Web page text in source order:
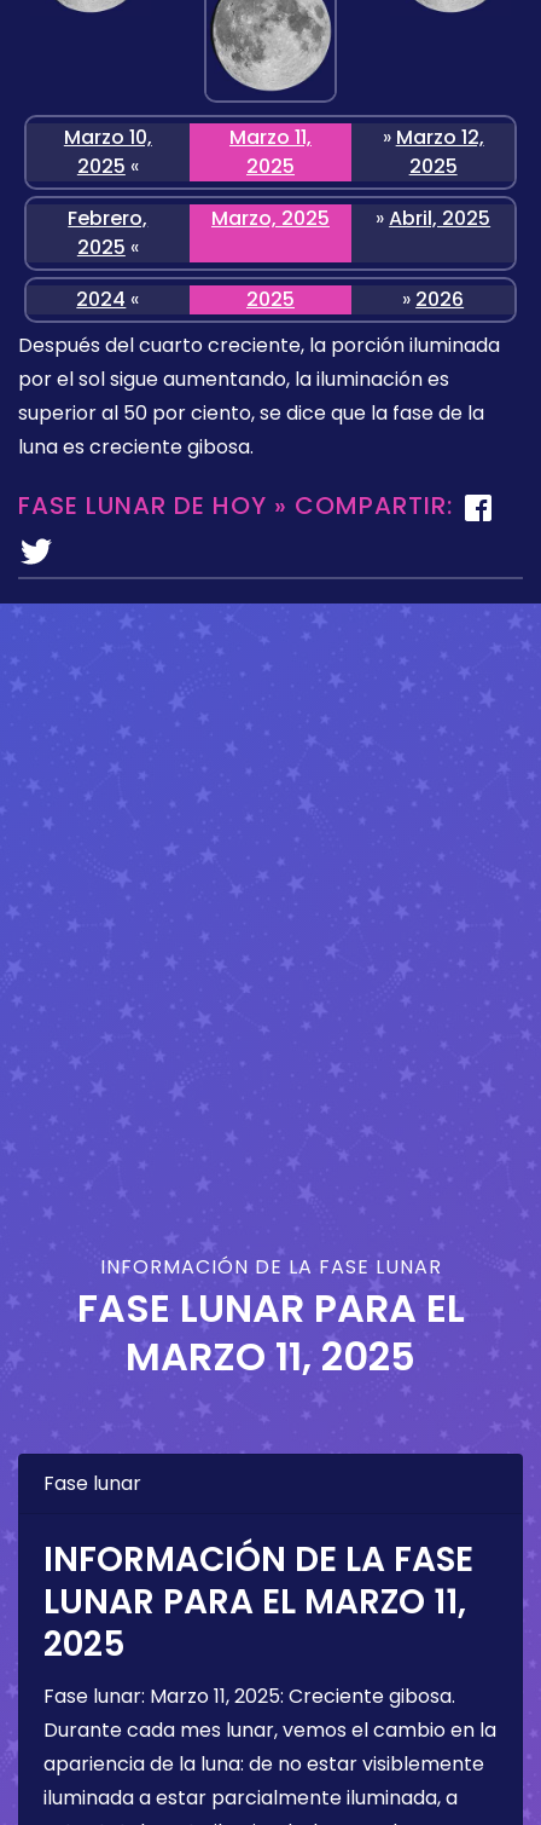
Marzo 10,
2025 «
Marzo 11,
2025
» Marzo 12,
2025
Febrero,
2025 «
Marzo, 2025 »Abril, 2025
2024 « 2025 » 2026
Después del cuarto creciente, la porción iluminada
por el sol sigue aumentando, la iluminación es
superior al 50 por ciento, se dice que la fase de la
luna es creciente gibosa.
FASE LUNAR DE HOY » COMPARTIR:
INFORMACIÓN DE LA FASE LUNAR
FASE LUNAR PARA EL
MARZO 11, 2025
Fase lunar
INFORMACIÓN DE LA FASE
LUNAR PARA EL MARZO 11,
2025
Fase lunar: Marzo 11, 2025: Creciente gibosa.
Durante cada mes lunar, vemos el cambio en la
apariencia de la luna: de no estar visiblemente
iluminada a estar parcialmente iluminada, a